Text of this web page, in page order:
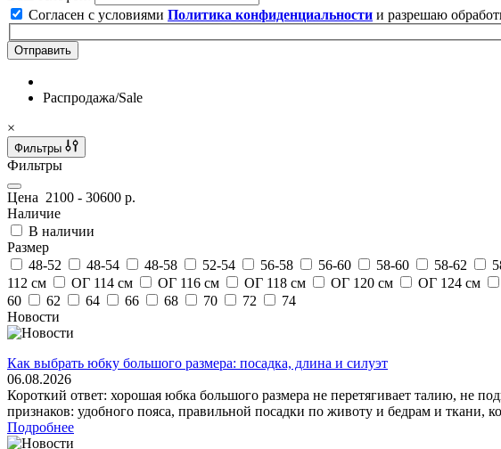
Согласен с условиями Политика конфиденциальности и разрешаю
Отправить
Распродажа/Sale
×
Фильтры
Фильтры
Цена 2100 - 30600 р.
Наличие
В наличии
Размер
48-52
48-54 48-58 52-54 56-58 56-60 58-60 58-62
112 см
ОГ 114 см ОГ 116 см ОГ 118 см ОГ 120 см ОГ 124 см
60
62 64 66 68 70 72
74
Новости
Как выбрать юбку большого размера: посадка, длина и силуэт
06.08.2026
Короткий ответ: хорошая юбка большого размера не перетягивает талию, не
признаков: удобного пояса, правильной посадки по животу и бедрам и ткани,
Подробнее